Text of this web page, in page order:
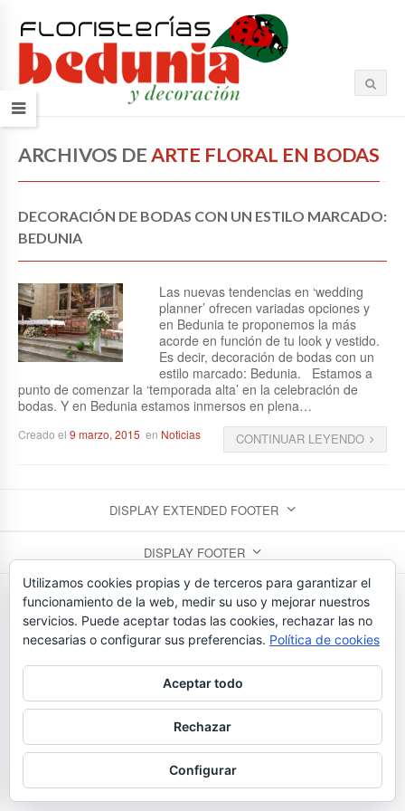
ARCHIVOS DEARTE FLORAL EN BODAS
DECORACIÓN DE BODAS CON UN ESTILO MARCADO:
BEDUNIA
Las nuevas tendencias en ‘wedding
planner’ ofrecen variadas opciones y
en Bedunia te proponemos la más
acorde en función de tu look y vestido.
Es decir, decoración de bodas con un
estilo marcado: Bedunia. Estamos a
punto de comenzar la ‘temporada alta’ en la celebración de
bodas. Y en Bedunia estamos inmersos en plena…
Creado el 9 marzo, 2015 en Noticias CONTINUAR LEYENDO
DISPLAY EXTENDED FOOTER
DISPLAY FOOTER
FLORISTERIAS BEDUNIA - TEL. 923 26 43 24
Utilizamos cookies propias y de terceros para garantizar el
funcionamiento de la web, medir su uso y mejorar nuestros
servicios. Puede aceptar todas las cookies, rechazar las no
necesarias o configurar sus preferencias. Política de cookies
Aceptar todo
Rechazar
Configurar